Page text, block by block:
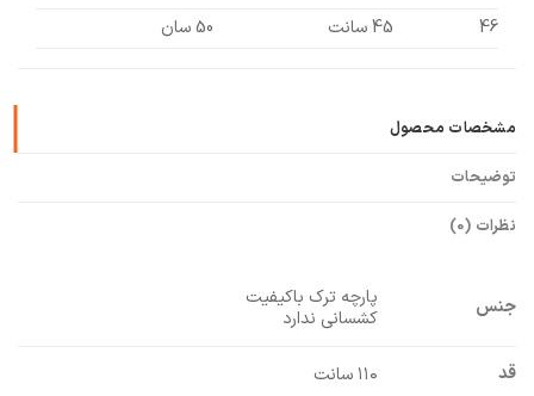
46
45 سانت 50 سان
مشخصات محصول
توضیحات
نظرات (0)
جنس
پارچه ترک باکیفیت
کشسانی ندارد
قد ۱۱۰ سانت